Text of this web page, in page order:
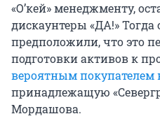
«О’кей» менеджменту,
дискаунтеры «ДА!» Тогда
предположили, что это
подготовки активов к
вероятным покупателем
принадлежащую
Мордашова.